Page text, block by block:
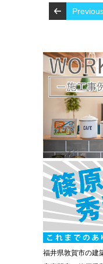
福井県敦賀市の建